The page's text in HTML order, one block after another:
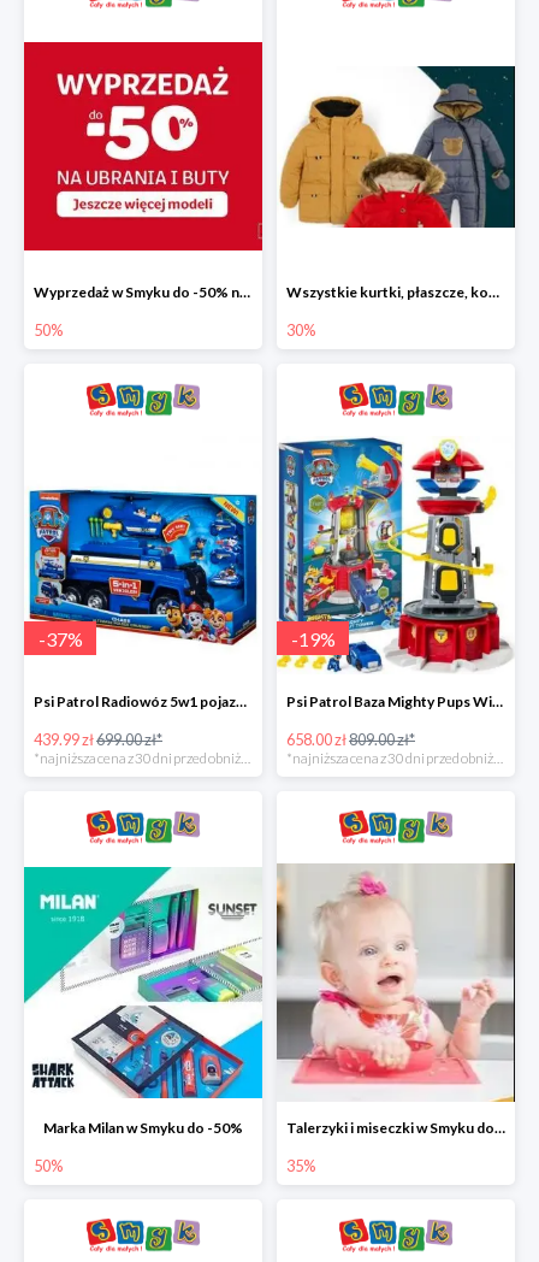
Wyprzedaż w Smyku do -50% na ubrania i buty
50%
Wszystkie kurtki, płaszcze, kombinezony i spodnie narciarskie -30%
30%
-37%
Psi Patrol Radiowóz 5w1 pojazd ratunkowy z figurką Chase'a -37%
439.99 zł699.00 zł*
-19%
Psi Patrol Baza Mighty Pups Wieża obserwacyjna+pojazd z figurką -19%
658.00 zł809.00 zł*
Marka Milan w Smyku do -50%
50%
Talerzyki i miseczki w Smyku do -35%
35%